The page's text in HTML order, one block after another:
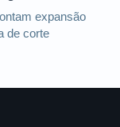
expansão
de corte